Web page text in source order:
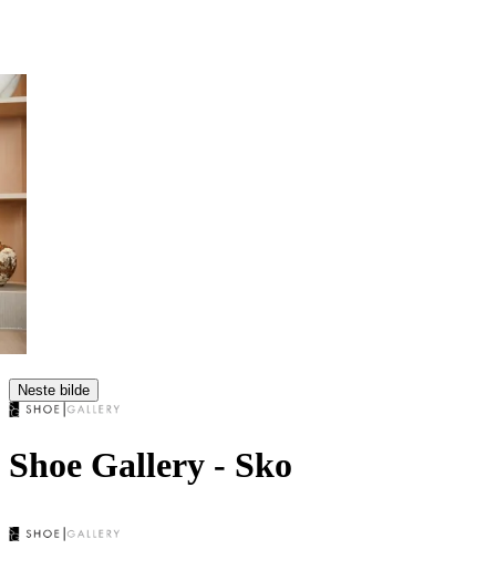
Neste bilde
Shoe Gallery - Sko